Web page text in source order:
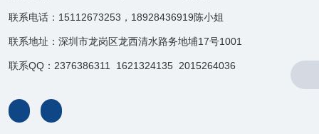
联系电话：15112673253，18928436919陈小姐
联系地址：深圳市龙岗区龙西清水路务地埔17号1001
联系QQ：2376386311 1621324135 2015264036